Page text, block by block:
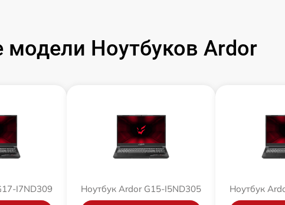
Ноутбуков Ardor
I7ND309 Ноутбук Ardor G15-I5ND305 Ноутбук